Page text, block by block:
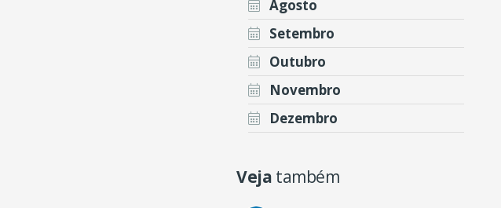
Agosto
Setembro
Outubro
Novembro
Dezembro
Veja também